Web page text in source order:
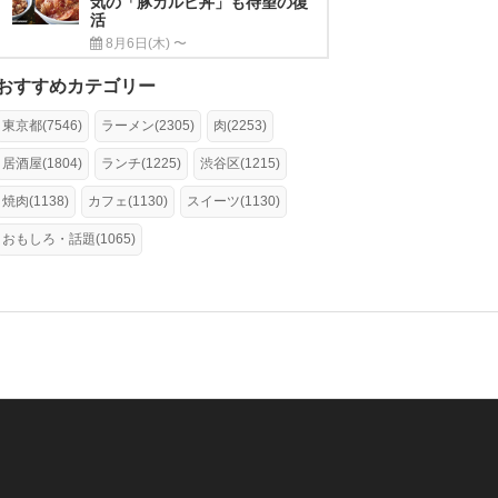
活
8月6日(木) 〜
すすめカテゴリー
東京都(7546) ラーメン(2305) 肉(2253)
居酒屋(1804) ランチ(1225) 渋谷区(1215)
焼肉(1138) カフェ(1130) スイーツ(1130)
おもしろ・話題(1065)